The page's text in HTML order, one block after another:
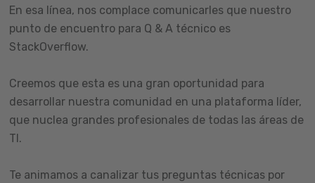
En esa línea, nos complace comunicarles que nuestro
punto de encuentro para Q & A técnico es
StackOverflow.
Creemos que esta es una gran oportunidad para
desarrollar nuestra comunidad en una plataforma líder,
que nuclea grandes profesionales de todas las áreas de
TI.
Te animamos a canalizar tus preguntas técnicas por